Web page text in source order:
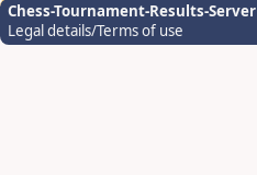
Chess-Tournament-Results-Server
Legal details/Terms of use